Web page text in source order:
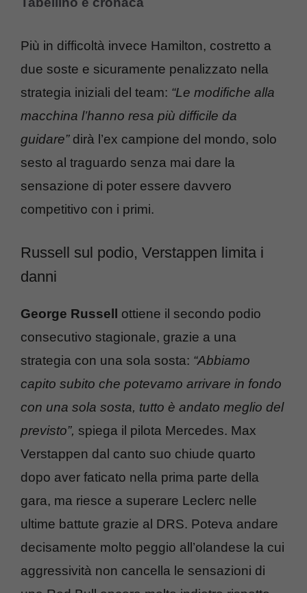
Più in difficoltà invece Hamilton, costretto a
due soste e sicuramente penalizzato nella
strategia iniziali del team: “Le modifiche alla
macchina l’hanno resa più difficile da
guidare” dirà l’ex campione del mondo, solo
sesto al traguardo senza mai dare la
sensazione di poter essere davvero
competitivo con i primi.
Russell sul podio, Verstappen limita i
danni
George Russell
ottiene il secondo podio
consecutivo stagionale, grazie a una
strategia con una sola sosta: “Abbiamo
capito subito che potevamo arrivare in fondo
con una sola sosta, tutto è andato meglio del
previsto”, spiega il pilota Mercedes. Max
Verstappen dal canto suo chiude quarto
dopo aver faticato nella prima parte della
gara, ma riesce a superare Leclerc nelle
ultime battute grazie al DRS. Poteva andare
decisamente molto peggio all’olandese la cui
aggressività non cancella le sensazioni di